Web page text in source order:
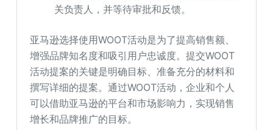
关负责人，并等待审批和反馈。
亚马逊选择使用WOOT活动是为了提高销售额、
增强品牌知名度和吸引用户忠诚度。提交WOOT
活动提案的关键是明确目标、准备充分的材料和
撰写详细的提案。通过WOOT活动，企业和个人
可以借助亚马逊的平台和市场影响力，实现销售
增长和品牌推广的目标。